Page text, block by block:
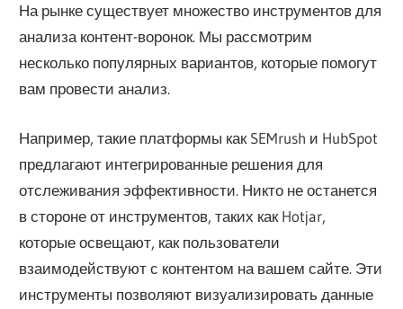
На рынке существует множество инструментов для
анализа контент-воронок. Мы рассмотрим
несколько популярных вариантов, которые помогут
вам провести анализ.
Например, такие платформы как SEMrush и HubSpot
предлагают интегрированные решения для
отслеживания эффективности. Никто не останется
в стороне от инструментов, таких как Hotjar,
которые освещают, как пользователи
взаимодействуют с контентом на вашем сайте. Эти
инструменты позволяют визуализировать данные